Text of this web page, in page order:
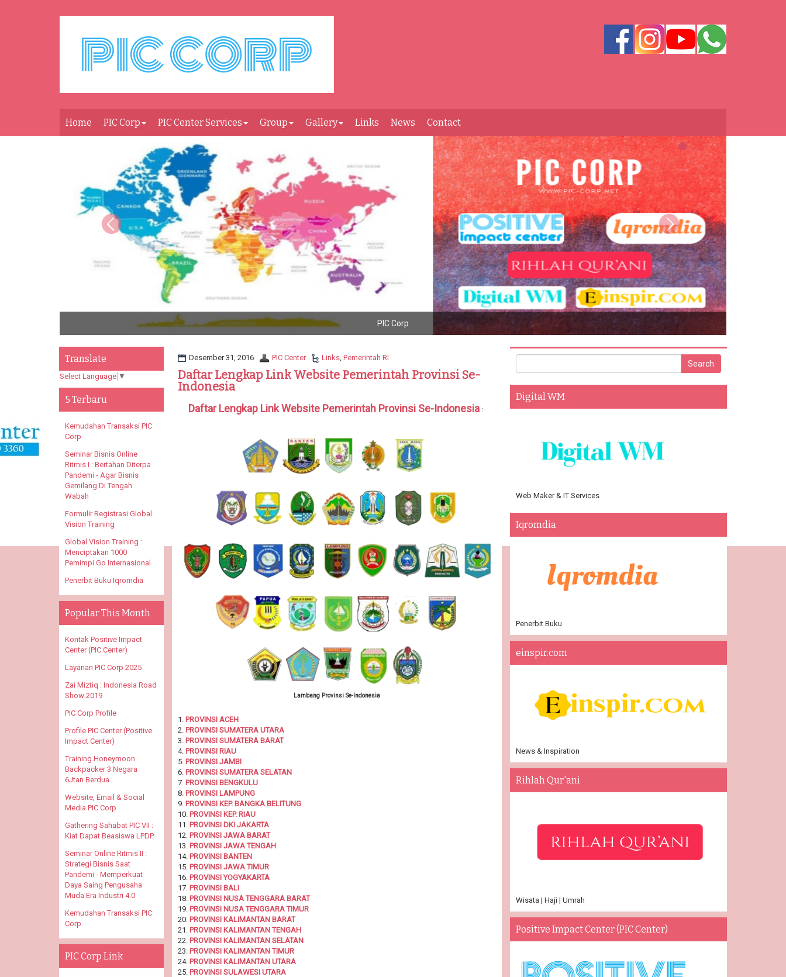
Home PIC Corp PIC Center Services Group Gallery Links News Contact
Positive Impact Center : Gallery Young Husnudzon National Conference 2016
Desember 31, 2016 PIC Center Links, Pemerintah RI
Daftar Lengkap Link Website Pemerintah Provinsi Se-
Indonesia
Daftar Lengkap Link Website Pemerintah Provinsi Se-Indonesia :
Lambang Provinsi Se-Indonesia
1. PROVINSI ACEH
2. PROVINSI SUMATERA UTARA
3. PROVINSI SUMATERA BARAT
4. PROVINSI RIAU
5. PROVINSI JAMBI
6. PROVINSI SUMATERA SELATAN
7. PROVINSI BENGKULU
8. PROVINSI LAMPUNG
9. PROVINSI KEP. BANGKA BELITUNG
10. PROVINSI KEP. RIAU
11. PROVINSI DKI JAKARTA
12. PROVINSI JAWA BARAT
13. PROVINSI JAWA TENGAH
14. PROVINSI BANTEN
15. PROVINSI JAWA TIMUR
16. PROVINSI YOGYAKARTA
17. PROVINSI BALI
18. PROVINSI NUSA TENGGARA BARAT
19. PROVINSI NUSA TENGGARA TIMUR
20. PROVINSI KALIMANTAN BARAT
21. PROVINSI KALIMANTAN TENGAH
22. PROVINSI KALIMANTAN SELATAN
23. PROVINSI KALIMANTAN TIMUR
24. PROVINSI KALIMANTAN UTARA
25. PROVINSI SULAWESI UTARA
Translate
Select Language ▼
5 Terbaru
Kemudahan Transaksi PIC
Corp
Seminar Bisnis Online
Ritmis I : Bertahan Diterpa
Pandemi - Agar Bisnis
Gemilang Di Tengah
Wabah
Formulir Registrasi Global
Vision Training
Global Vision Training :
Menciptakan 1000
Pemimpi Go Internasional
Penerbit Buku Iqromdia
Popular This Month
Kontak Positive Impact
Center (PIC Center)
Layanan PIC Corp 2025
Zai Miztiq : Indonesia Road
Show 2019
PIC Corp Profile
Profile PIC Center (Positive
Impact Center)
Training Honeymoon
Backpacker 3 Negara
6Jtan Berdua
Website, Email & Social
Media PIC Corp
Gathering Sahabat PIC VII :
Kiat Dapat Beasiswa LPDP
Seminar Online Ritmis II :
Strategi Bisnis Saat
Pandemi - Memperkuat
Daya Saing Pengusaha
Muda Era Industri 4.0
Kemudahan Transaksi PIC
Corp
PIC Corp Link
Digital WM
Web Maker & IT Services
Iqromdia
Penerbit Buku
einspir.com
News & Inspiration
Rihlah Qur'ani
Wisata | Haji | Umrah
Positive Impact Center (PIC Center)